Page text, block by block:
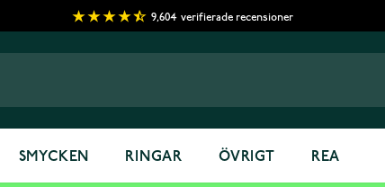
9,604 verifierade recensioner
SMYCKEN RINGAR ÖVRIGT REA